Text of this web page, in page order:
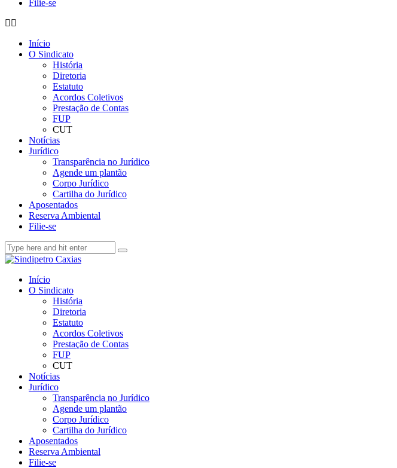
Filie-se
Início
O Sindicato
História
Diretoria
Estatuto
Acordos Coletivos
Prestação de Contas
FUP
CUT
Notícias
Jurídico
Transparência no Jurídico
Agende um plantão
Corpo Jurídico
Cartilha do Jurídico
Aposentados
Reserva Ambiental
Filie-se
Início
O Sindicato
História
Diretoria
Estatuto
Acordos Coletivos
Prestação de Contas
FUP
CUT
Notícias
Jurídico
Transparência no Jurídico
Agende um plantão
Corpo Jurídico
Cartilha do Jurídico
Aposentados
Reserva Ambiental
Filie-se